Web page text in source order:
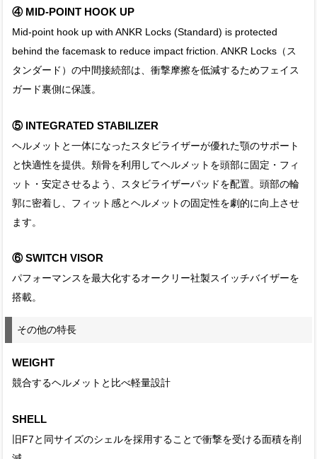
④ MID-POINT HOOK UP
Mid-point hook up with ANKR Locks (Standard) is protected
behind the facemask to reduce impact friction. ANKR Locks（ス
タンダード）の中間接続部は、衝撃摩擦を低減するためフェイス
ガード裏側に保護。
⑤ INTEGRATED STABILIZER
ヘルメットと一体になったスタビライザーが優れた顎のサポート
と快適性を提供。頬骨を利用してヘルメットを頭部に固定・フィ
ット・安定させるよう、スタビライザーパッドを配置。頭部の輪
郭に密着し、フィット感とヘルメットの固定性を劇的に向上させ
ます。
⑥ SWITCH VISOR
パフォーマンスを最大化するオークリー社製スイッチバイザーを
搭載。
その他の特長
WEIGHT
競合するヘルメットと比べ軽量設計
SHELL
旧F7と同サイズのシェルを採用することで衝撃を受ける面積を削